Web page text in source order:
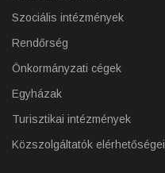
Szociális intézmények
Rendőrség
Önkormányzati cégek
Egyházak
Turisztikai intézmények
Közszolgáltatók elérhetőségei